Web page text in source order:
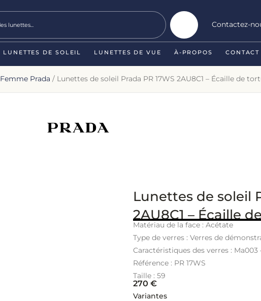
Contactez-
LUNETTES DE SOLEIL LUNETTES DE VUE À-PROPOS CONTACT
Prada / Lunettes de soleil Prada PR 17WS 2AU8C1 – Écaille de
Lunettes de soleil
2AU8C1 – Écaille
Matériau de la face : Acétate
Type de verres : Verres de
Caractéristiques des verres :
Référence : PR 17WS
Taille : 59
270 €
Variantes